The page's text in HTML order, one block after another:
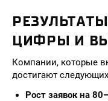
ЦИФРЫ И
Компании, которые
достигают
Рост заявок на